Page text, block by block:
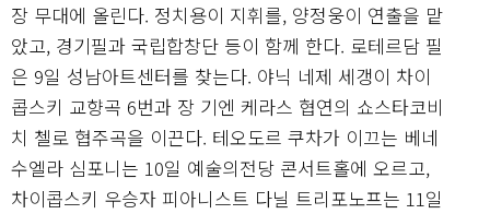
장 무대에 올린다. 정치용이 지휘를, 양정웅이 연출을 맡
았고, 경기필과 국립합창단 등이 함께 한다. 로테르담 필
은 9일 성남아트센터를 찾는다. 야닉 네제 세갱이 차이
콥스키 교향곡 6번과 장 기엔 케라스 협연의 쇼스타코비
치 첼로 협주곡을 이끈다. 테오도르 쿠차가 이끄는 베네
수엘라 심포니는 10일 예술의전당 콘서트홀에 오르고,
차이콥스키 우승자 피아니스트 다닐 트리포노프는 11일